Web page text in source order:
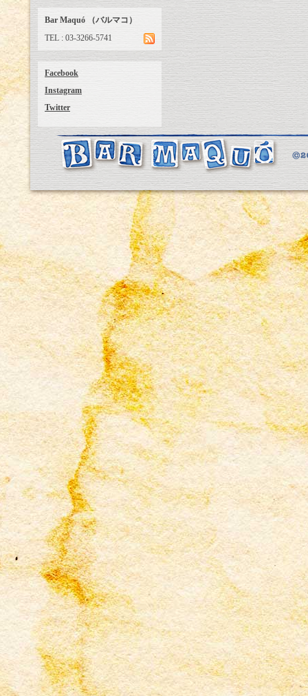
Bar Maquó （バルマコ）
TEL : 03-3266-5741
Facebook
Instagram
Twitter